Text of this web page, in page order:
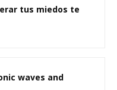
tus miedos te
waves and